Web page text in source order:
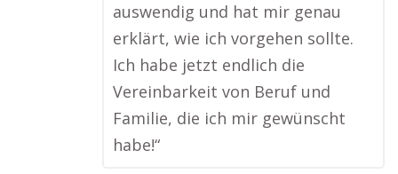
auswendig und hat mir genau
erklärt, wie ich vorgehen sollte.
Ich habe jetzt endlich die
Vereinbarkeit von Beruf und
Familie, die ich mir gewünscht
habe!“